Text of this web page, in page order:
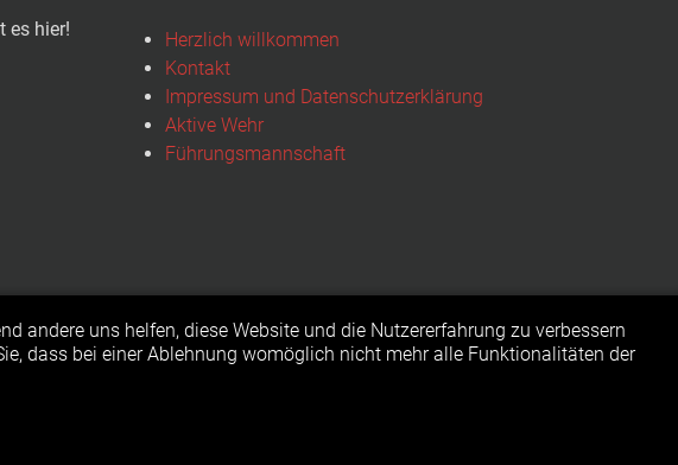
es hier!
Herzlich willkommen
Kontakt
Impressum und Datenschutzerklärung
Aktive Wehr
Führungsmannschaft
andere uns helfen, diese Website und die Nutzererfahrung zu verbessern
dass bei einer Ablehnung womöglich nicht mehr alle Funktionalitäten der